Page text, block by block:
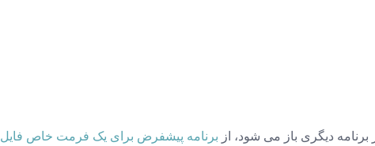
برنامه پیشفرض برای یک فرمت خاص فایل